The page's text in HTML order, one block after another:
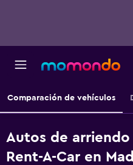
Comparación de vehículos
Autos de
Rent-A-Car en